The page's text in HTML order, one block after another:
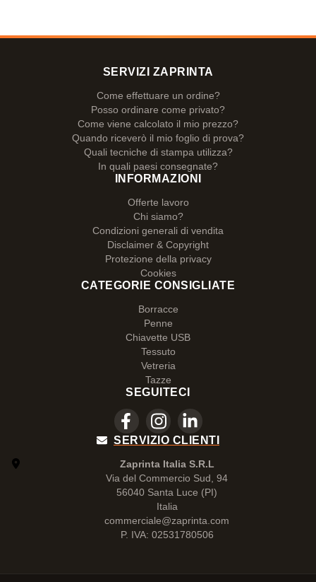
SERVIZI ZAPRINTA
Come effettuare un ordine?
Posso ordinare come privato?
Come viene calcolato il mio prezzo?
Quando riceverò il mio foglio di prova?
Quali tecniche di stampa utilizza?
In quali paesi consegnate?
INFORMAZIONI
Offerte lavoro
Chi siamo?
Condizioni generali di vendita
Disclaimer & Copyright
Protezione della privacy
Cookies
CATEGORIE CONSIGLIATE
Borracce
Penne
Chiavette USB
Tessuto
Vetreria
Tazze
SEGUITECI
SERVIZIO CLIENTI
Zaprinta Italia S.R.L
Via del Commercio Sud, 94
56040 Santa Luce (PI)
Italia
commerciale@zaprinta.com
P. IVA: 02531780506